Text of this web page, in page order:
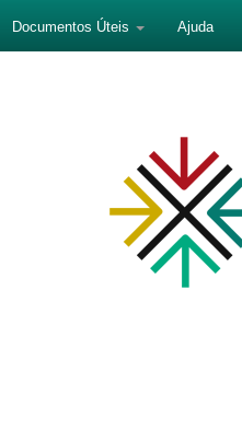
Documentos Úteis Ajuda